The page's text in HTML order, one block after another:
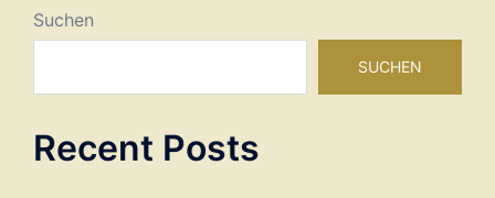
Suchen
SUCHEN
Recent Posts